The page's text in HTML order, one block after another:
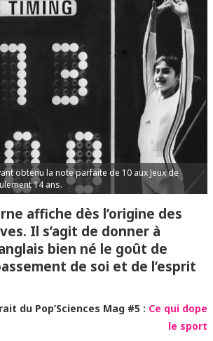
obtenu la note parfaite de 10 aux Jeux de
14 ans.
affiche dès l’origine des
Il s’agit de donner à
bien né le goût de
de soi et de l’esprit
du Pop’Sciences Mag #5 : Ce qui dope
le sport